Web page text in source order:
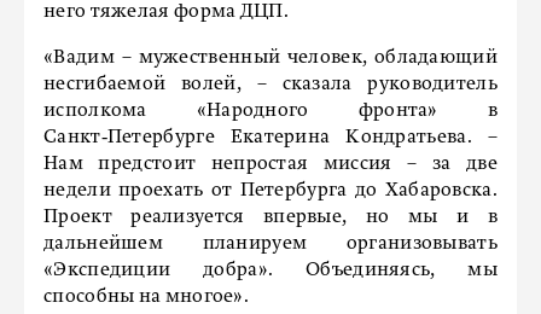
него тяжелая форма ДЦП.
«Вадим – мужественный человек, обладающий
несгибаемой волей, – сказала руководитель
исполкома «Народного фронта» в
Санкт‑Петербурге Екатерина Кондратьева. –
Нам предстоит непростая миссия – за две
недели проехать от Петербурга до Хабаровска.
Проект реализуется впервые, но мы и в
дальнейшем планируем организовывать
«Экспедиции добра». Объединяясь, мы
способны на многое».